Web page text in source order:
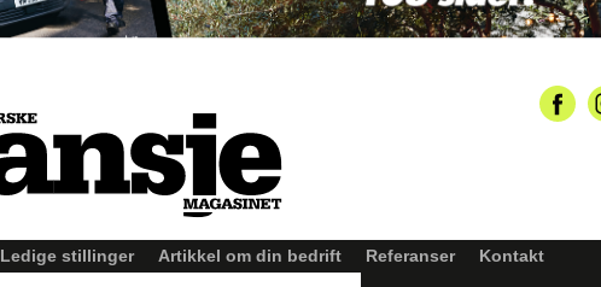
Ledige stillinger Artikkel om din bedrift Referanser Kontakt